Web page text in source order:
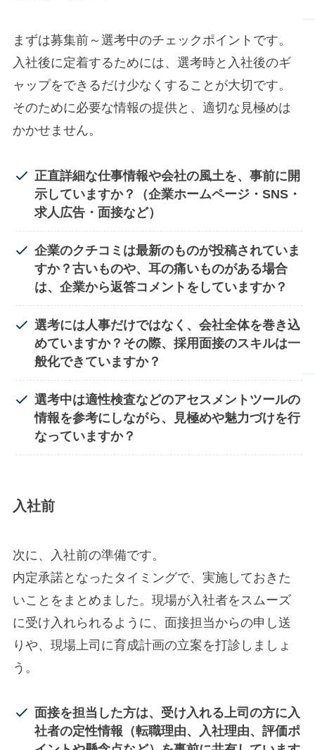
まずは募集前～選考中のチェックポイントです。
入社後に定着するためには、選考時と入社後のギ
ャップをできるだけ少なくすることが大切です。
そのために必要な情報の提供と、適切な見極めは
かかせません。
正直詳細な仕事情報や会社の風土を、事前に開
示していますか？
（企業ホームページ・SNS・
求人広告・面接など）
企業のクチコミは最新のものが投稿されていま
すか？古いものや、耳の痛いものがある場合
は、企業から返答コメントをしていますか？
選考には人事だけではなく、会社全体を巻き込
めていますか？ その際、採用面接のスキルは一
般化できていますか？
選考中は適性検査などのアセスメントツールの
情報を参考にしながら、
見極めや魅力づけを行
なっていますか？
入社前
次に、入社前の準備です。
内定承諾となったタイミングで、実施しておきた
いことをまとめました。現場が入社者をスムーズ
に受け入れられるように、面接担当からの申し送
りや、現場上司に育成計画の立案を打診しましょ
う。​
面接を担当した方は、受け入れる上司の方に入
社者の定性情報（転職理由、入社理由、評価ポ